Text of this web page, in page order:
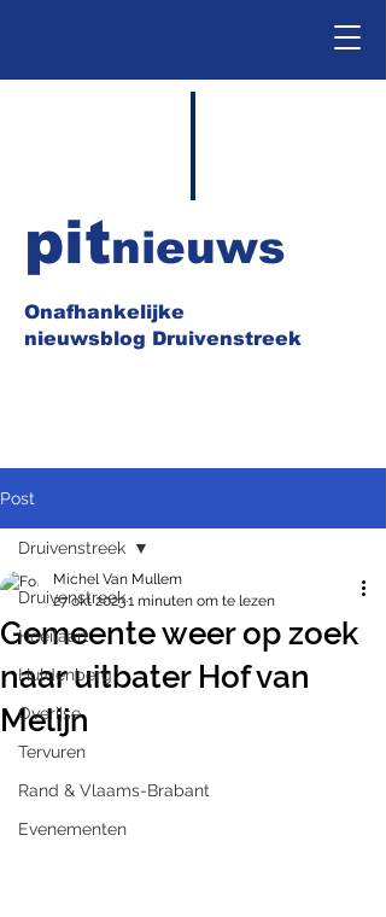
Onafhankelijke
nieuwsblog Druivenstreek
pitnieuws
Post
Druivenstreek
Hoeilaart
Huldenberg
Overijse
Tervuren
Rand & Vlaams-Brabant
Evenementen
Druivenstreek
Gemeente weer op zoek
naar uitbater Hof van
Melijn
Michel Van Mullem
27 okt 20231 minuten om te lezen